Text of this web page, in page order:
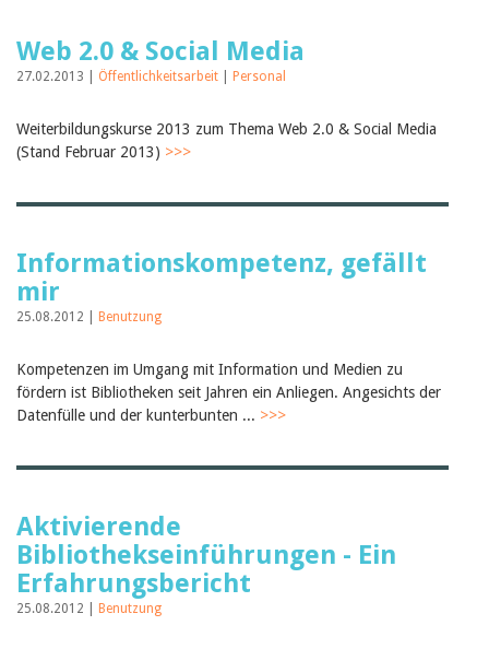
Web 2.0 & Social Media
27.02.2013 | Öffentlichkeitsarbeit Personal
Weiterbildungskurse 2013 zum Thema Web 2.0 & Social Media
(Stand Februar 2013) >>>
Informationskompetenz, gefällt
mir
25.08.2012 | Benutzung
Kompetenzen im Umgang mit Information und Medien zu
fördern ist Bibliotheken seit Jahren ein Anliegen. Angesichts der
Datenfülle und der kunterbunten ... >>>
Aktivierende
Bibliothekseinführungen - Ein
Erfahrungsbericht
25.08.2012 | Benutzung